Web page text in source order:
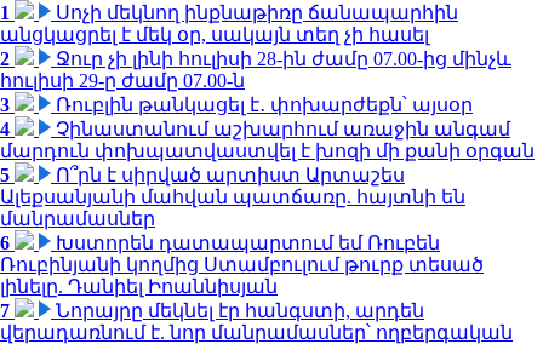
1
Սոչի մեկնող ինքնաթիռը ճանապարհին
անցկացրել է մեկ օր, սակայն տեղ չի հասել
2
Ջուր չի լինի հուլիսի 28-ին ժամը 07.00-ից մինչև
հուլիսի 29-ը ժամը 07.00-ն
3
Ռուբլին թանկացել է․ փոխարժեքն՝ այսօր
4
Չինաստանում աշխարհում առաջին անգամ
մարդուն փոխպատվաստվել է խոզի մի քանի օրգան
5
Ո՞րն է սիրված արտիստ Արտաշես
Ալեքսանյանի մահվան պատճառը. հայտնի են
մանրամասներ
6
Խստորեն դատապարտում եմ Ռուբեն
Ռուբինյանի կողմից Ստամբուլում թուրք տեսած
լինելը. Դանիել Իոաննիսյան
7
Նորայրը մեկնել էր հանգստի, արդեն
վերադառնում է. նոր մանրամասներ՝ ողբերգական